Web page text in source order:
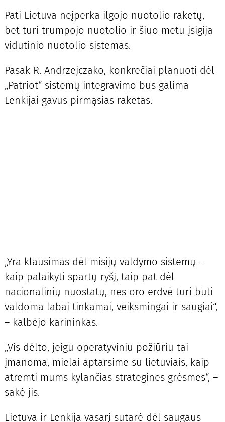
Pati Lietuva neįperka ilgojo nuotolio raketų,
bet turi trumpojo nuotolio ir šiuo metu įsigija
vidutinio nuotolio sistemas.
Pasak R. Andrzejczako, konkrečiai planuoti dėl
„Patriot“ sistemų integravimo bus galima
Lenkijai gavus pirmąsias raketas.
„Yra klausimas dėl misijų valdymo sistemų –
kaip palaikyti spartų ryšį, taip pat dėl
nacionalinių nuostatų, nes oro erdvė turi būti
valdoma labai tinkamai, veiksmingai ir saugiai“,
– kalbėjo karininkas.
„Vis dėlto, jeigu operatyviniu požiūriu tai
įmanoma, mielai aptarsime su lietuviais, kaip
atremti mums kylančias strategines grėsmes“, –
sakė jis.
Lietuva ir Lenkija vasarį sutarė dėl saugaus